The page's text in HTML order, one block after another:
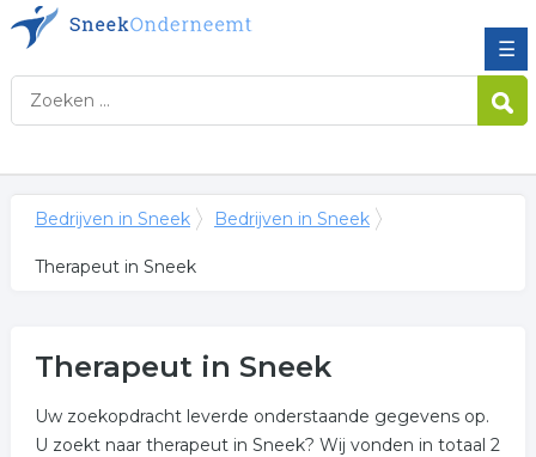
☰
Bedrijven in Sneek Bedrijven in Sneek
Therapeut in Sneek
Therapeut in Sneek
Uw zoekopdracht leverde onderstaande gegevens op.
U zoekt naar therapeut in Sneek? Wij vonden in totaal 2